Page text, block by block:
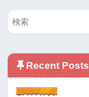
Recent Posts